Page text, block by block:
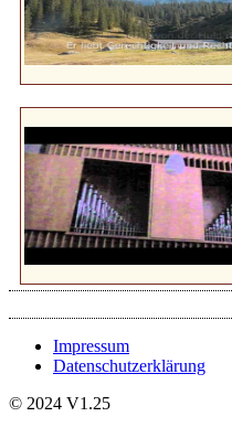
Impressum
Datenschutzerklärung
© 2024 V1.25